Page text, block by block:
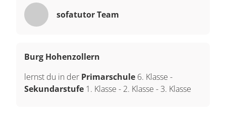
sofatutor Team
Burg Hohenzollern
lernst du in der Primarschule 6. Klasse -
Sekundarstufe 1. Klasse - 2. Klasse - 3. Klasse